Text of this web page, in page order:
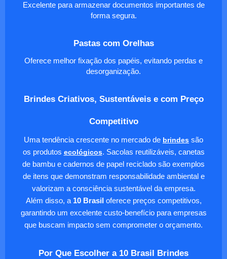
Excelente para armazenar documentos importantes de
forma segura.
Pastas com Orelhas
Oferece melhor fixação dos papéis, evitando perdas e
desorganização.
Brindes Criativos, Sustentáveis e com Preço
Competitivo
Uma tendência crescente no mercado de brindes são
os produtos ecológicos. Sacolas reutilizáveis, canetas
de bambu e cadernos de papel reciclado são exemplos
de itens que demonstram responsabilidade ambiental e
valorizam a consciência sustentável da empresa.
Além disso, a 10 Brasiloferece preços competitivos,
garantindo um excelente custo-benefício para empresas
que buscam impacto sem comprometer o orçamento.
Por Que Escolher a 10 Brasil Brindes